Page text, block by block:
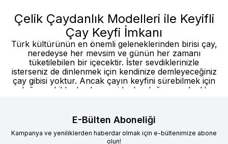
Çelik Çaydanlık Modelleri ile Keyifli
Çay Keyfi İmkanı
Türk kültürünün en önemli geleneklerinden birisi çay,
neredeyse her mevsim ve günün her zamanı
tüketilebilen bir içecektir. İster sevdiklerinizle
isterseniz de dinlenmek için kendinize demleyeceğiniz
çay gibisi yoktur. Ancak çayın keyfini sürebilmek için
doğru şekilde demlenmesi kadar doğru çaydanlık
seçimidir. Çelik çaydanlıklar; ısıyı dengeli
iletirken, uzun yıllar dayanıklılığını korur ve hijyenik
kullanım imkanı sunarlar. Sunduğu avantajlar
E-Bülten Aboneliği
Kampanya ve yeniliklerden haberdar olmak için e-bültenimize abone
olun!